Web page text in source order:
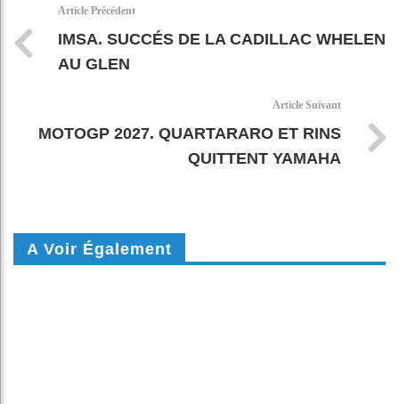
Article Précédent
IMSA. SUCCÉS DE LA CADILLAC WHELEN
AU GLEN
Article Suivant
MOTOGP 2027. QUARTARARO ET RINS
QUITTENT YAMAHA
A Voir Également